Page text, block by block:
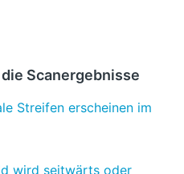
Scanergebnisse
Streifen erscheinen im
wird seitwärts oder